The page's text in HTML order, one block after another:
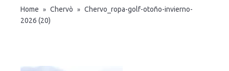
Home » Chervò »
Chervo_ropa-golf-otoño-invierno-
2026 (20)